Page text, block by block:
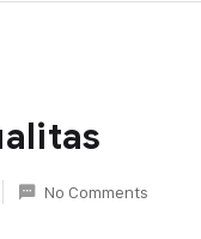
No Comments